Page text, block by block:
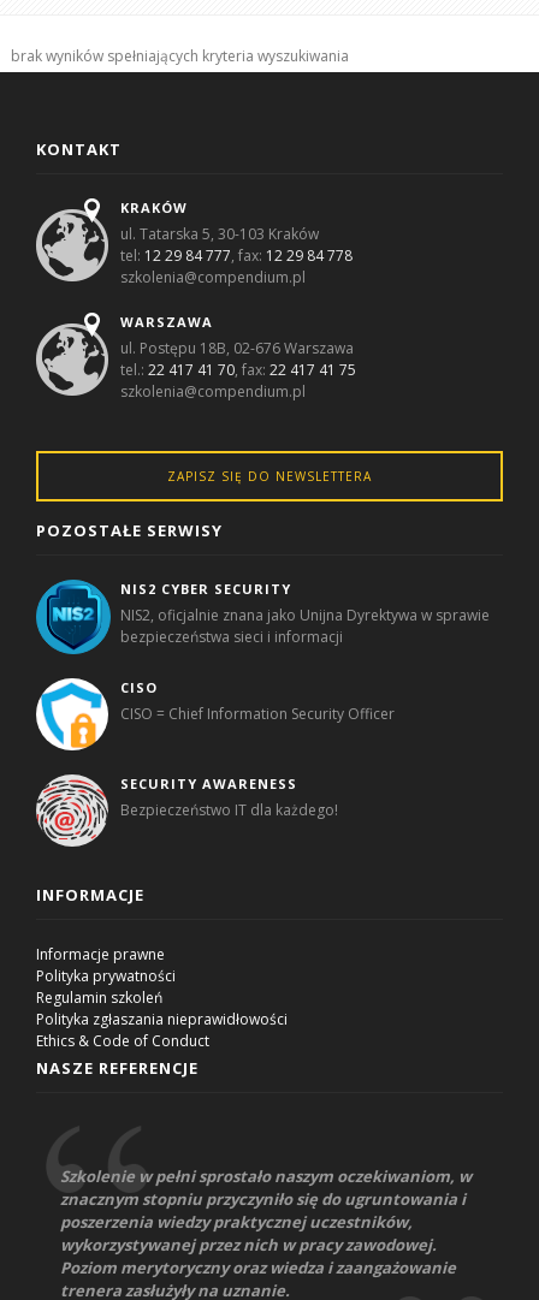
brak wyników spełniających kryteria wyszukiwania
KONTAKT
KRAKÓW
ul. Tatarska 5, 30-103 Kraków
tel: 12 29 84 777, fax: 12 29 84 778
szkolenia@compendium.pl
WARSZAWA
ul. Postępu 18B, 02-676 Warszawa
tel.:22 417 41 70, fax:22 417 41 75
szkolenia@compendium.pl
ZAPISZ SIĘ DO NEWSLETTERA
POZOSTAŁE SERWISY
NIS2 CYBER SECURITY
NIS2, oficjalnie znana jako Unijna Dyrektywa w sprawie
bezpieczeństwa sieci i informacji
CISO
CISO = Chief Information Security Officer
SECURITY AWARENESS
Bezpieczeństwo IT dla każdego!
INFORMACJE
Informacje prawne
Polityka prywatności
Regulamin szkoleń
Polityka zgłaszania nieprawidłowości
Ethics & Code of Conduct
NASZE REFERENCJE
Szkolenie w pełni sprostało naszym oczekiwaniom, w
znacznym stopniu przyczyniło się do ugruntowania i
poszerzenia wiedzy praktycznej uczestników,
wykorzystywanej przez nich w pracy zawodowej.
Poziom merytoryczny oraz wiedza i zaangażowanie
trenera zasłużyły na uznanie.